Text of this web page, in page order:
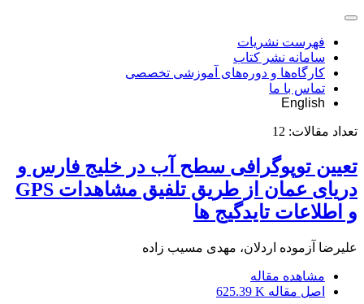
فهرست نشریات
سامانه نشر کتاب
کارگاه‌ها و دوره‌های آموزشی تخصصی
تماس با ما
English
تعداد مقالات: 12
تعیین توپوگرافی سطح آب در خلیج فارس و
دریای عمان از طریق تلفیق مشاهدات GPS
و اطلاعات تایدگیج ها
علیرضا آزموده اردلان، مهدی مسیب زاده
مشاهده مقاله
اصل مقاله 625.39 K